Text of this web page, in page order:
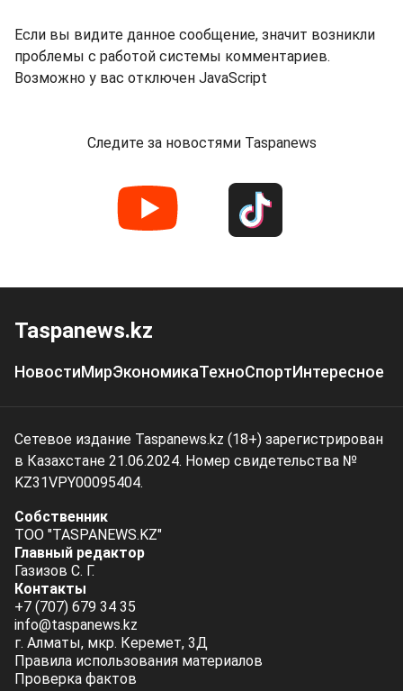
Если вы видите данное сообщение, значит возникли
проблемы с работой системы комментариев.
Возможно у вас отключен JavaScript
Следите за новостями Taspanews
Taspanews.kz
НовостиМирЭкономикаТехноСпортИнтересное
Сетевое издание Taspanews.kz (18+) зарегистрирован
в Казахстане 21.06.2024. Номер свидетельства №
KZ31VPY00095404.
Собственник
ТОО "TASPANEWS.KZ"
Главный редактор
Газизов С. Г.
Контакты
+7 (707) 679 34 35
info@taspanews.kz
г. Алматы, мкр. Керемет, 3Д
Правила использования материалов
Проверка фактов